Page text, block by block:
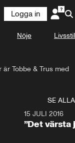
Logga in
Nöje Livsstil
Tobbe & Trus med
SE ALLA
15 JULI 2016
”Det värsta